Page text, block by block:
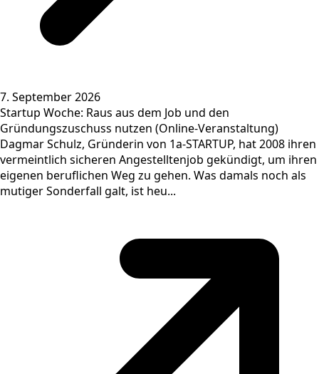
7. September 2026
Startup Woche: Raus aus dem Job und den
Gründungszuschuss nutzen (Online-Veranstaltung)
Dagmar Schulz, Gründerin von 1a-STARTUP, hat 2008 ihren
vermeintlich sicheren Angestelltenjob gekündigt, um ihren
eigenen beruflichen Weg zu gehen. Was damals noch als
mutiger Sonderfall galt, ist heu...